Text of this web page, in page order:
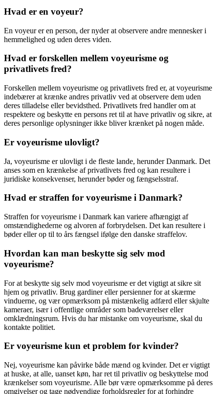
Hvad er en voyeur?
En voyeur er en person, der nyder at observere andre mennesker i
hemmelighed og uden deres viden.
Hvad er forskellen mellem voyeurisme og
privatlivets fred?
Forskellen mellem voyeurisme og privatlivets fred er, at voyeurisme
indebærer at krænke andres privatliv ved at observere dem uden
deres tilladelse eller bevidsthed. Privatlivets fred handler om at
respektere og beskytte en persons ret til at have privatliv og sikre, at
deres personlige oplysninger ikke bliver krænket på nogen måde.
Er voyeurisme ulovligt?
Ja, voyeurisme er ulovligt i de fleste lande, herunder Danmark. Det
anses som en krænkelse af privatlivets fred og kan resultere i
juridiske konsekvenser, herunder bøder og fængselsstraf.
Hvad er straffen for voyeurisme i Danmark?
Straffen for voyeurisme i Danmark kan variere afhængigt af
omstændighederne og alvoren af forbrydelsen. Det kan resultere i
bøder eller op til to års fængsel ifølge den danske straffelov.
Hvordan kan man beskytte sig selv mod
voyeurisme?
For at beskytte sig selv mod voyeurisme er det vigtigt at sikre sit
hjem og privatliv. Brug gardiner eller persienner for at skærme
vinduerne, og vær opmærksom på mistænkelig adfærd eller skjulte
kameraer, især i offentlige områder som badeværelser eller
omklædningsrum. Hvis du har mistanke om voyeurisme, skal du
kontakte politiet.
Er voyeurisme kun et problem for kvinder?
Nej, voyeurisme kan påvirke både mænd og kvinder. Det er vigtigt
at huske, at alle, uanset køn, har ret til privatliv og beskyttelse mod
krænkelser som voyeurisme. Alle bør være opmærksomme på deres
omgivelser og tage nødvendige forholdsregler for at forhindre